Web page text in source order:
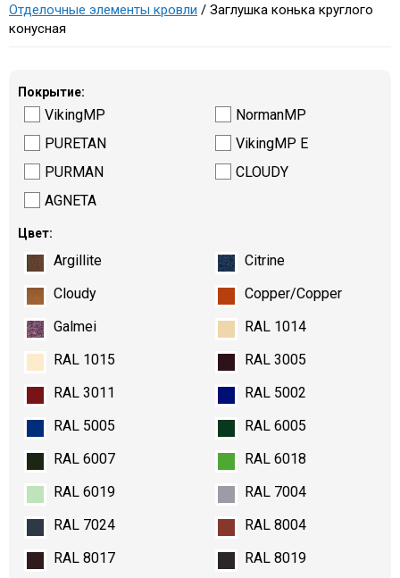
Отделочные элементы кровли / Заглушка конька круглого
конусная
Покрытие:
VikingMP
NormanMP
PURETAN
VikingMP E
PURMAN
CLOUDY
AGNETA
Цвет:
Argillite
Citrine
Cloudy
Copper/Copper
Galmei
RAL 1014
RAL 1015
RAL 3005
RAL 3011
RAL 5002
RAL 5005
RAL 6005
RAL 6007
RAL 6018
RAL 6019
RAL 7004
RAL 7024
RAL 8004
RAL 8017
RAL 8019